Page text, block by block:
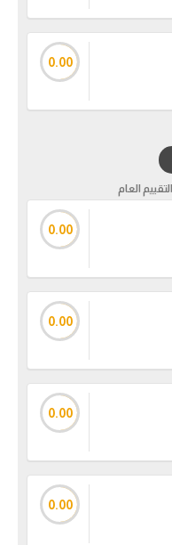
0.00
التقييم العام
0.00
0.00
0.00
0.00